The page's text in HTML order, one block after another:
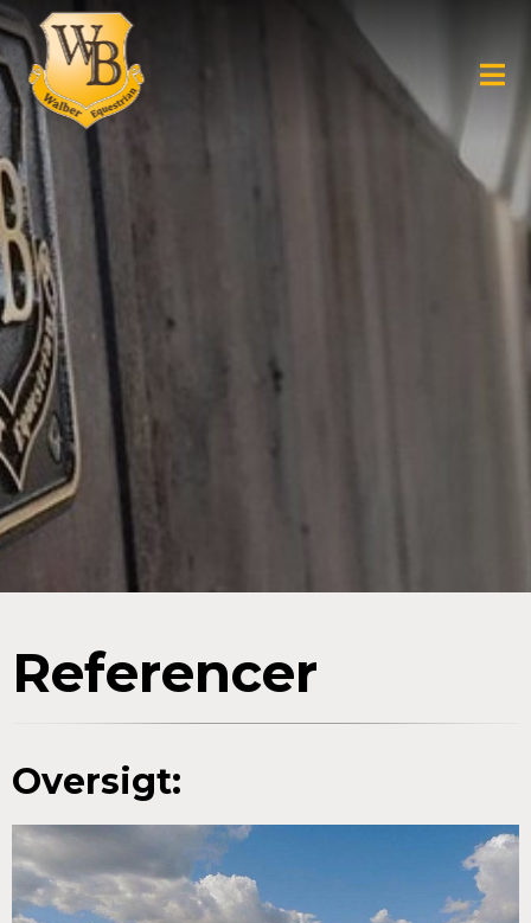
Referencer
Oversigt: